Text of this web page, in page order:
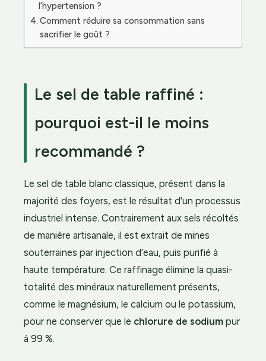
l’hypertension ?
Comment réduire sa consommation sans
sacrifier le goût ?
Le sel de table raffiné :
pourquoi est-il le moins
recommandé ?
Le sel de table blanc classique, présent dans la
majorité des foyers, est le résultat d’un processus
industriel intense. Contrairement aux sels récoltés
de manière artisanale, il est extrait de mines
souterraines par injection d’eau, puis purifié à
haute température. Ce raffinage élimine la quasi-
totalité des minéraux naturellement présents,
comme le magnésium, le calcium ou le potassium,
pour ne conserver que le chlorure de sodium pur
à 99 %.